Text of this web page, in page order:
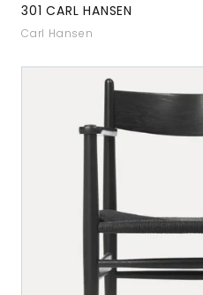
301 CARL HANSEN
Carl Hansen